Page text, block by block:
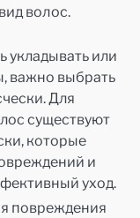
волос.
укладывать или
важно выбрать
Для
существуют
которые
и
уход.
повреждения